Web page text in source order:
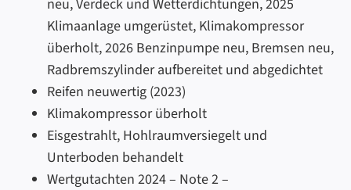
neu, Verdeck und Wetterdichtungen, 2025
Klimaanlage umgerüstet, Klimakompressor
überholt, 2026 Benzinpumpe neu, Bremsen neu,
Radbremszylinder aufbereitet und abgedichtet
Reifen neuwertig (2023)
Klimakompressor überholt
Eisgestrahlt, Hohlraumversiegelt und
Unterboden behandelt
Wertgutachten 2024 – Note 2 –